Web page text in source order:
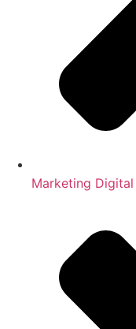
Marketing Digital